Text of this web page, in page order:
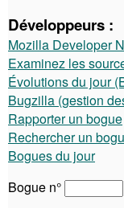
Développeurs :
Mozilla Developer
Examinez les
Évolutions du jour
Bugzilla (gestion
Rapporter un bogue
Rechercher un
Bogues du jour
Bogue n°